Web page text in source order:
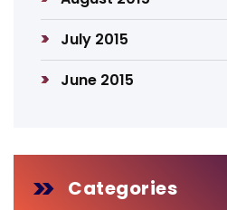
July 2015
June 2015
Categories